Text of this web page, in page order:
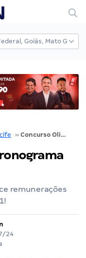
›› Concurso Olinda PE: cronograma retificado!
remunerações
24